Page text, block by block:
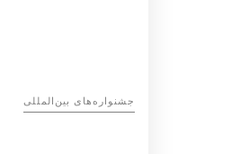
‌‌جشنواره‌های بین‌المللی